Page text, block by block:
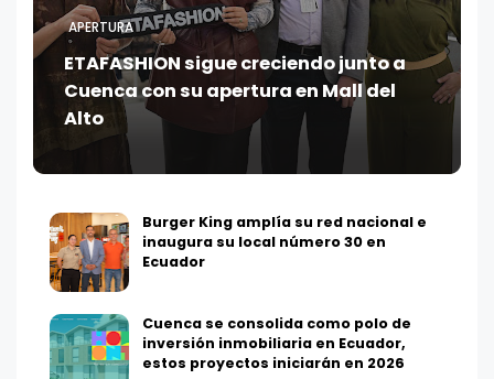
APERTURA
ETAFASHION sigue creciendo junto a
Cuenca con su apertura en Mall del
Alto
Burger King amplía su red nacional e
inaugura su local número 30 en
Ecuador
Cuenca se consolida como polo de
inversión inmobiliaria en Ecuador,
estos proyectos iniciarán en 2026